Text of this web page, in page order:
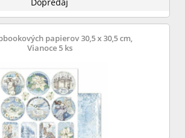
papierov 30,5 x 30,5 cm,
Vianoce 5 ks